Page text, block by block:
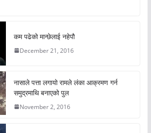
कम पढेको मान्छेलाई नहेपौ
December 21, 2016
नासाले पत्ता लगायो रामले लंका आक्रमण गर्न
समुद्रमाथि बनाएको पुल
November 2, 2016